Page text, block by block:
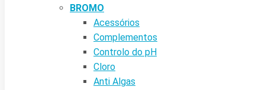
BROMO
Acessórios
Complementos
Controlo do pH
Cloro
Anti Algas